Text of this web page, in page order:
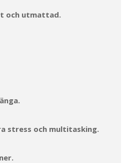
och utmattad.
stress och multitasking.